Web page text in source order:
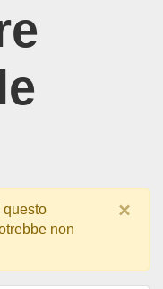
questo
non
×